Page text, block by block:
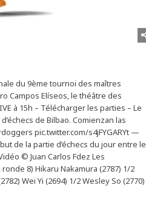
finale du 9ème tournoi des maîtres
Campos Elíseos, le théâtre des
à 15h – Télécharger les parties – Le
de Bilbao. Comienzan las
pic.twitter.com/s4jFYGARYt —
de la partie d’échecs du jour entre le
© Juan Carlos Fdez Les
8) Hikaru Nakamura (2787) 1/2
Wei Yi (2694) 1/2 Wesley So (2770)